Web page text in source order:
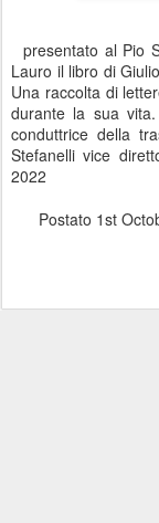
presentato al Pio
Lauro il libro di
Una raccolta di
durante la sua
conduttrice della
Stefanelli vice
2022
Postato 1st